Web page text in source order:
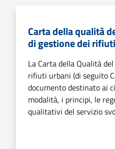
Carta della qualità
di gestione dei
La Carta della Qualità
rifiuti urbani (di seguito
documento destinato ai
modalità, i principi, le
qualitativi del servizio